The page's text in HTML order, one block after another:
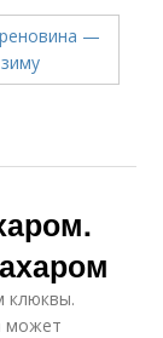
клюквы.
может